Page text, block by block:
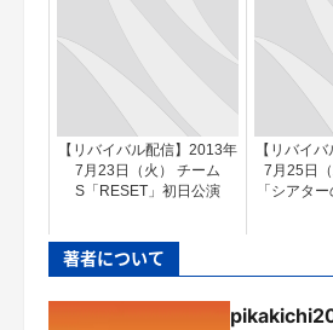
【リバイバル配信】2013年
7月23日（火） チーム
S「RESET」初日公演
【リバイ
7月25日
「シアタ
著者について